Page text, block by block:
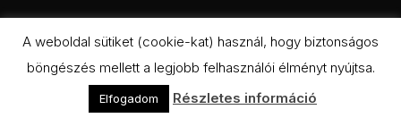
CC BY-NC-SA 4.0
A weboldal sütiket (cookie-kat) használ, hogy biztonságos
böngészés mellett a legjobb felhasználói élményt nyújtsa.
Elfogadom Részletes információ